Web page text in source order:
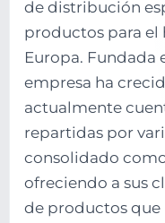
de distribución
productos para el
Europa. Fundada
empresa ha
actualmente
repartidas por
consolidado
ofreciendo a sus
de productos que